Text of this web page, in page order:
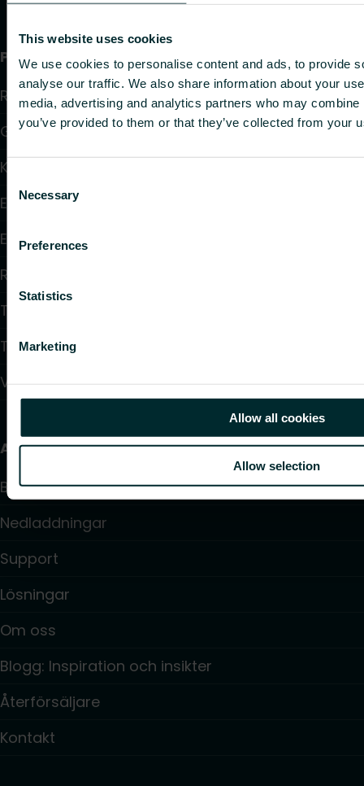
This website uses cookies
We use cookies to personalise content and ads, to provide
analyse our traffic. We also share information about your
media, advertising and analytics partners who may
you’ve provided to them or that they’ve collected from your
Selection
Necessary
Preferences
Statistics
Marketing
Allow all cookies
Allow selection
Produkter
Radiatorer
Golvvärme och golvkylning
Konvektorer och fläktkonvektorer
Elektrisk uppvärmning
Elektronisk styrning
Reglering
Tappvattensystem
Takvärmesystem
Värmepumpar
Användbara länkar
Beräkningsprogram
Nedladdningar
Support
Lösningar
Om oss
Blogg: Inspiration och insikter
Återförsäljare
Kontakt